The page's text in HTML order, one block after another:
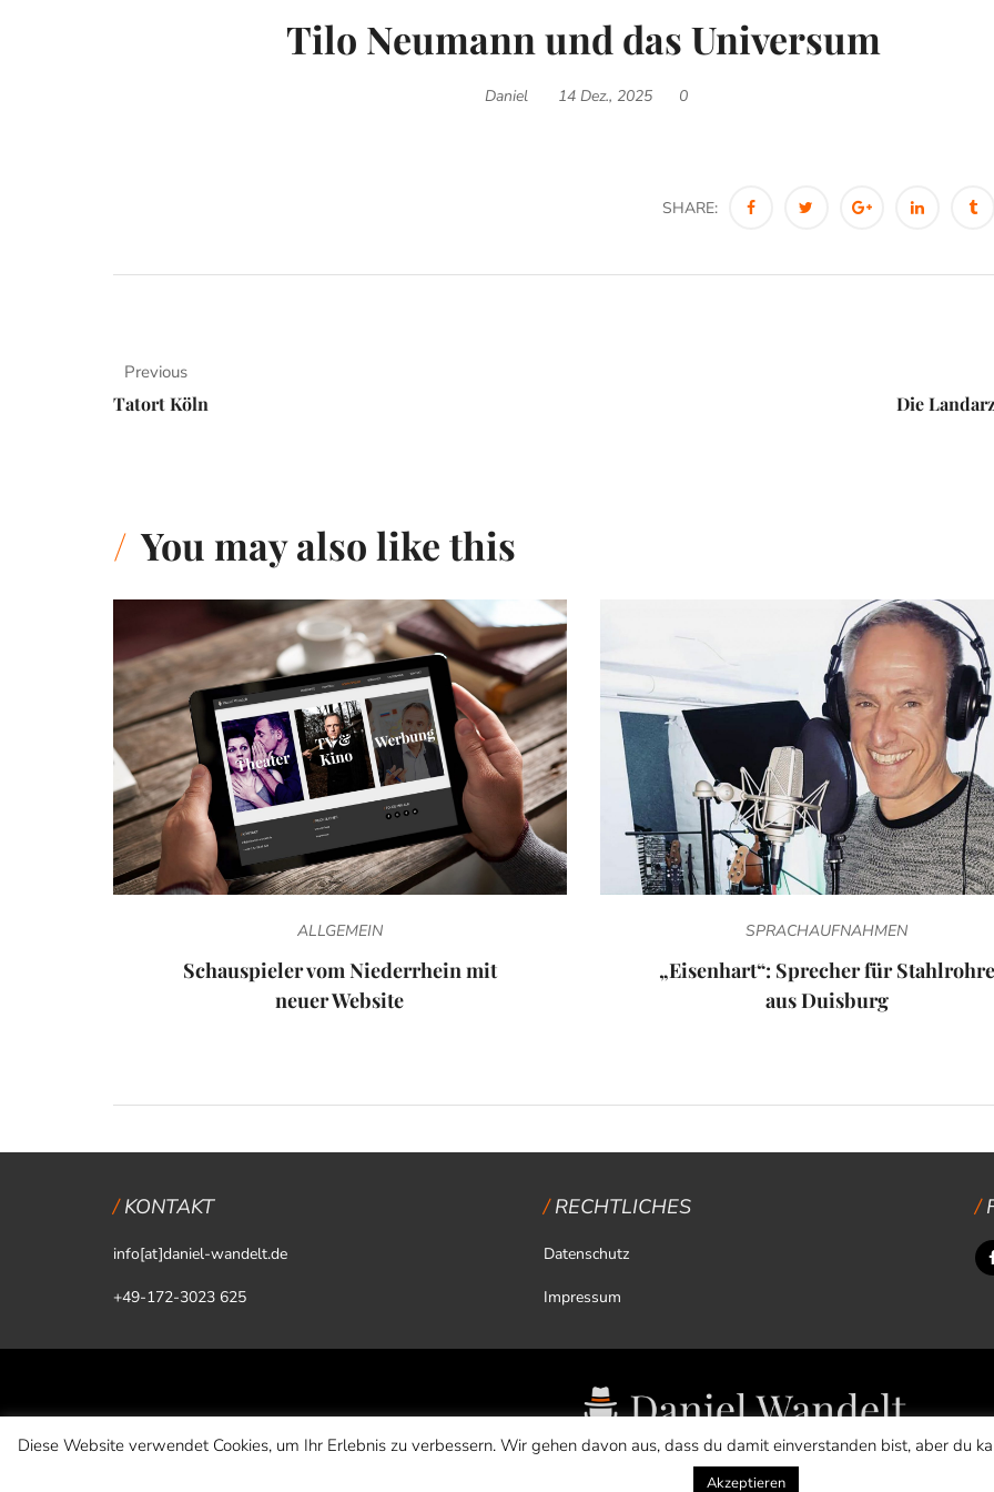
Tilo Neumann und das Universum
Daniel 14 Dez., 2025 0
SHARE:
Previous
Tatort Köln Die
You may also like this
ALLGEMEIN
Schauspieler vom Niederrhein mit
neuer Website
SPRACHAUFNAHMEN
„Eisenhart“: Sprecher für Stahlrohre
aus Duisburg
KONTAKT
info[at]daniel-wandelt.de
+49-172-3023 625
RECHTLICHES
Datenschutz
Impressum
Copyright © 2026 Daniel Wandelt
Diese Website verwendet Cookies, um Ihr Erlebnis zu verbessern. Wir gehen davon aus, dass du damit einverstanden bist, aber du
Akzeptieren